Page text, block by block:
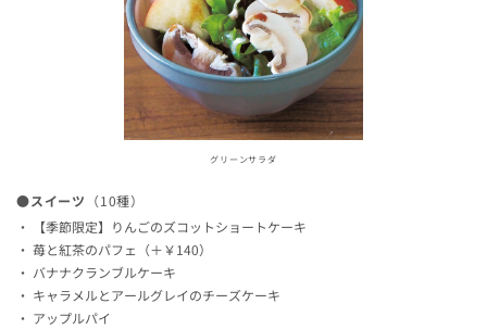
グリーンサラダ
●スイーツ （10種）
【季節限定】りんごのズコットショートケーキ
苺と紅茶のパフェ（＋￥140）
バナナクランブルケーキ
キャラメルとアールグレイのチーズケーキ
アップルパイ